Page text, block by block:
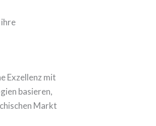
Exzellenz mit
basieren,
Markt